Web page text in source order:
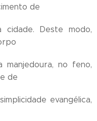
de
cidade. Deste modo,
manjedoura, no feno,
de
evangélica,